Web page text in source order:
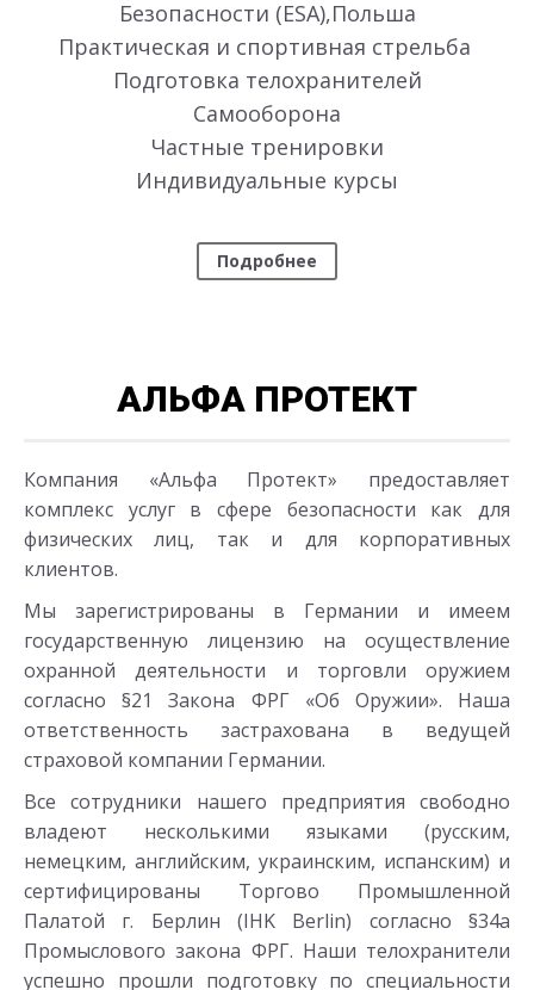
Безопасности (ESA),Польша
Практическая и спортивная стрельба
Подготовка телохранителей
Самооборона
Частные тренировки
Индивидуальные курсы
Подробнее
АЛЬФА ПРОТЕКТ
Компания «Альфа Протект» предоставляет
комплекс услуг в сфере безопасности как для
физических лиц, так и для корпоративных
клиентов.
Мы зарегистрированы в Германии и имеем
государственную лицензию на осуществление
охранной деятельности и торговли оружием
согласно §21 Закона ФРГ «Об Оружии». Наша
ответственность застрахована в ведущей
страховой компании Германии.
Все сотрудники нашего предприятия свободно
владеют несколькими языками (русским,
немецким, английским, украинским, испанским) и
сертифицированы Торгово Промышленной
Палатой г. Берлин (IHK Berlin) согласно §34a
Промыслового закона ФРГ. Наши телохранители
успешно прошли подготовку по специальности